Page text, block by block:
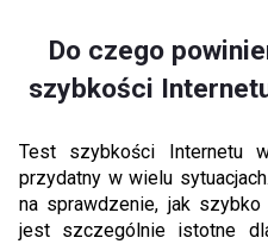
Do czego
szybkości
Test szybkości Internetu
przydatny w wielu
na sprawdzenie, jak szybko
jest szczególnie istotne